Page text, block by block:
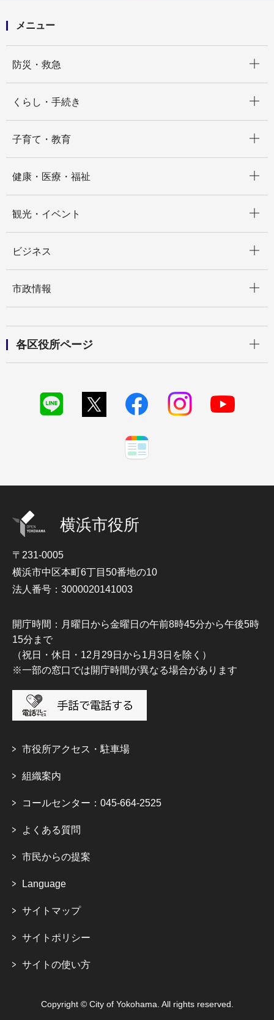
メニュー
防災・救急
くらし・手続き
子育て・教育
健康・医療・福祉
観光・イベント
ビジネス
市政情報
各区役所ページ
横浜市役所
〒231-0005
横浜市中区本町6丁目50番地の10
法人番号：3000020141003
開庁時間：月曜日から金曜日の午前8時45分から午後5時
15分まで
（祝日・休日・12月29日から1月3日を除く）
※一部の窓口では開庁時間が異なる場合があります
市役所アクセス・駐車場
組織案内
コールセンター：045-664-2525
よくある質問
市民からの提案
Language
サイトマップ
サイトポリシー
サイトの使い方
Copyright © City of Yokohama. All rights reserved.